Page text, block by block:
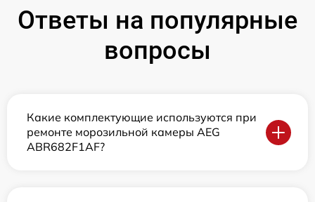
Ответы на популярные
вопросы
Какие комплектующие используются при
ремонте морозильной камеры AEG
ABR682F1AF?